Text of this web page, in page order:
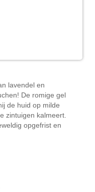
lavendel en
De romige gel
de huid op milde
zintuigen kalmeert.
opgefrist en